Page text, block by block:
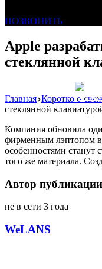
ПОЗВОНИТЬ
Apple
стеклянной
Главная Коротко о
стеклянной
Компания обновила
фирменным лэптопом
особенностями станут
того же материала.
Автор публикации
не в сети 3 года
WeLANS